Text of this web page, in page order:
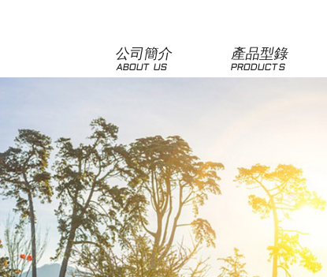
公司簡介
ABOUT US
產品型錄
PRODUCTS